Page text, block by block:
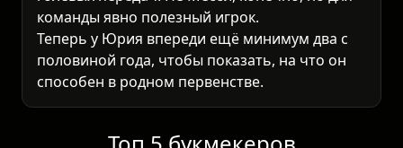
команды явно полезный игрок.
Теперь у Юрия впереди ещё минимум два с
половиной года, чтобы показать, на что он
способен в родном первенстве.